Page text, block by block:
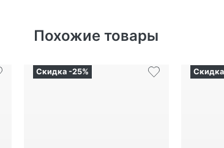
Похожие товары
Скидка -25%